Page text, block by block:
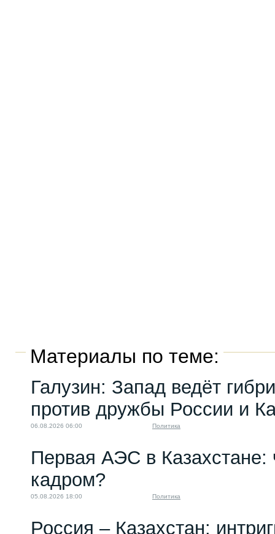
Материалы по теме:
Галузин: Запад ведёт
против дружбы России и
06.08.2026 06:00 Политика
Первая АЭС в Казахстане:
кадром?
05.08.2026 18:00 Политика
Россия – Казахстан: